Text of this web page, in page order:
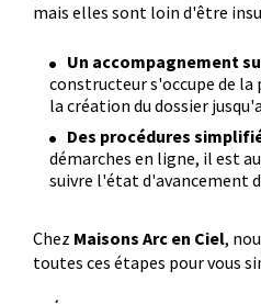
mais elles sont loin d'être
Un accompagnement
constructeur s'occupe de
la création du dossier
Des procédures
démarches en ligne, il est
suivre l'état d'avancement
Chez Maisons Arc en Ciel,
toutes ces étapes pour vous